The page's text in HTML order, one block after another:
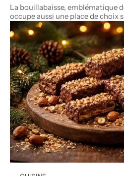
La bouillabaisse, emblématique
occupe aussi une place de choix